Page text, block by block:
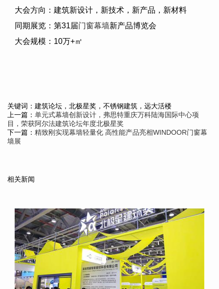
大会方向：建筑新设计，新技术，新产品，新材料
同期展览：第31届门窗幕墙新产品博览会
大会规模： 10万+㎡
关键词：建筑论坛，北极星奖，不锈钢建筑，远大活楼
上一篇： 单元式幕墙创新设计，弗思特重庆万科陆海国际中心项
目，荣获阿尔法建筑论坛年度北极星奖
下一篇： 精致刚实现幕墙轻量化 高性能产品亮相WINDOOR门窗幕
墙展
相关新闻